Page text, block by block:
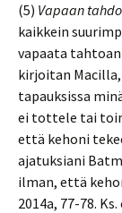
(5) Vapaan
kaikkein
vapaata
kirjoitan
tapauksissa
ei tottele tai
että kehoni
ajatuksiani
ilman, että
2014a, 77-78.